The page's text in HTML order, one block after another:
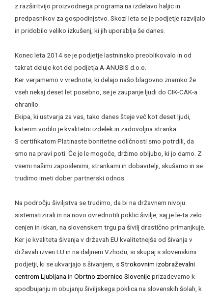
z razširitvijo proizvodnega programa na izdelavo haljic in
predpasnikov za gospodinjstvo. Skozi leta se je podjetje razvijalo
in pridobilo veliko izkušenj, ki jih uporablja še danes.
Konec leta 2014 se je podjetje lastninsko preoblikovalo in od
takrat deluje kot del podjetja A-ANUBIS d.o.o.
Ker verjamemo v vrednote, ki delajo našo blagovno znamko že
vseh nekaj deset let posebno, se je zaupanje ljudi do CIK-CAK-a
ohranilo.
Ekipa, ki ustvarja za vas, tako danes šteje več kot deset ljudi,
katerim vodilo je kvalitetni izdelek in zadovoljna stranka.
S certifikatom Platinaste bonitetne odličnosti smo potrdili, da
smo na pravi poti. Če je le mogoče, držimo obljubo, ki jo damo. Z
vsemi našimi zaposlenimi, strankami in dobavitelji, skušamo in se
trudimo imeti dober partnerski odnos.
Na področju šiviljstva se trudimo, da bi na državnem nivoju
sistematizirali in na novo ovrednotili poklic šivilje, saj je le-ta zelo
cenjen in iskan, na slovenskem trgu pa šivilj drastično primanjkuje.
Ker je kvaliteta šivanja v državah EU kvalitetnejša od šivanja v
državah izven EU in na daljnem Vzhodu, si skupaj s slovenskimi
podjetji, ki se ukvarjajo s šivanjem, sStrokovnim izobraževalni
centrom Ljubljana in Obrtno zbornico Slovenijeprizadevamo k
spodbujanju in obujanju šiviljskega poklica na slovenskih šolah, k